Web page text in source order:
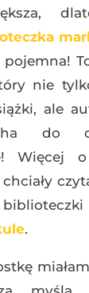
nie
ale
do
Więcej
.